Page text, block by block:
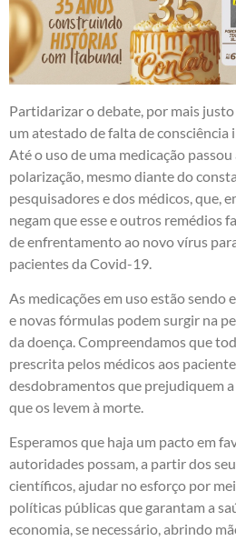
Partidarizar o debate, por mais
um atestado de falta de consciência
Até o uso de uma medicação
polarização, mesmo diante do
pesquisadores e dos médicos, que,
negam que esse e outros remédios
de enfrentamento ao novo vírus
pacientes da Covid-19.
As medicações em uso estão
e novas fórmulas podem surgir na
da doença. Compreendamos que
prescrita pelos médicos aos
desdobramentos que prejudiquem a
que os levem à morte.
Esperamos que haja um pacto em
autoridades possam, a partir dos
científicos, ajudar no esforço por
políticas públicas que garantam a
economia, se necessário, abrindo